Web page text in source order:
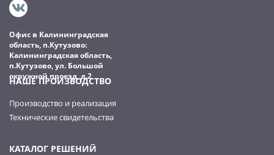
Офис в Калининградская
область, п.Кутузово:
Калининградская область,
п.Кутузово, ул. Большой
окружной проезд, д.2
НАШЕ ПРОИЗВОДСТВО
Производство и реализация
Технические свидетельства
КАТАЛОГ РЕШЕНИЙ